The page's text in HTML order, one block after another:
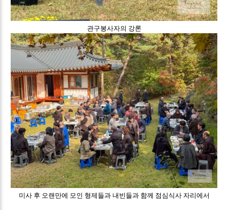
관구봉사자의 강론
미사 후 오랜만에 모인 형제들과 내빈들과 함께 점심식사 자리에서